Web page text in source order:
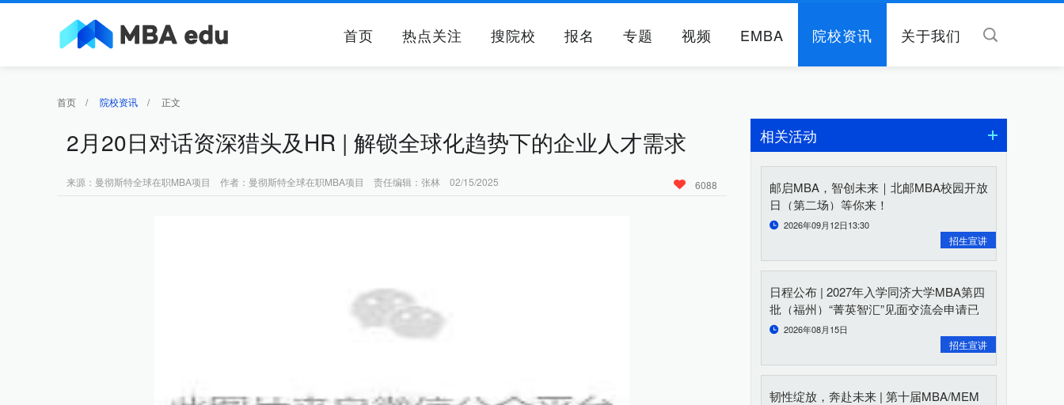
首页 热点关注 搜院校 报名 专题 视频 EMBA 院校资讯 关于我们
首页 / 院校资讯 / 正文
2月20日对话资深猎头及HR | 解锁全球化趋势下的企业人才需求
来源：曼彻斯特全球在职MBA项目 作者：曼彻斯特全球在职MBA项目 责任编辑：张林 02/15/2025 6088
相关活动
邮启MBA，智创未来｜北邮MBA校园开放
日（第二场）等你来！
2026年09月12日13:30
招生宣讲
日程公布 | 2027年入学同济大学MBA第四
批（福州）“菁英智汇”见面交流会申请已
开启2026年08月15日
招生宣讲
韧性绽放，奔赴未来 | 第十届MBA/MEM